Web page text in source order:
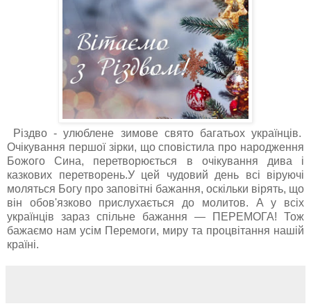
Різдво - улюблене зимове свято багатьох українців.
Очікування першої зірки, що сповістила про народження
Божого Сина, перетворюється в очікування дива і
казкових перетворень.У цей чудовий день всі віруючі
моляться Богу про заповітні бажання, оскільки вірять, що
він обов'язково прислухається до молитов. А у всіх
українців зараз спільне бажання — ПЕРЕМОГА! Тож
бажаємо нам усім Перемоги, миру та процвітання нашій
країні.